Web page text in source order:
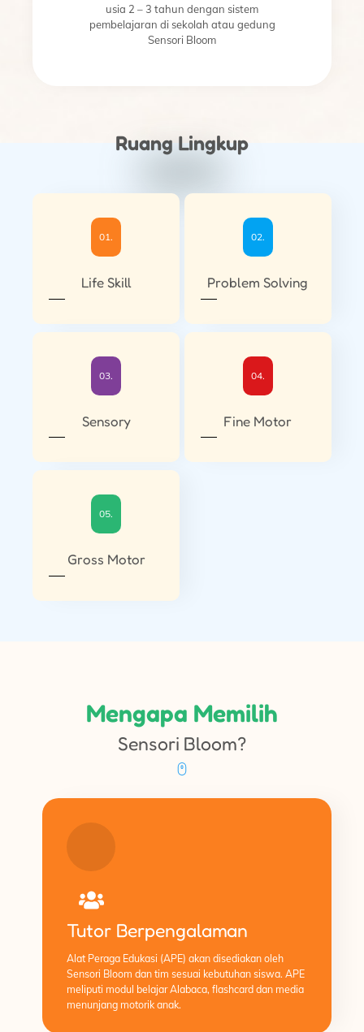
usia 2 – 3 tahun dengan sistem
pembelajaran di sekolah atau gedung
Sensori Bloom
Ruang Lingkup
01.
Life Skill
02.
Problem Solving
03.
Sensory
04.
Fine Motor
05.
Gross Motor
Mengapa Memilih
Sensori Bloom?
Tutor Berpengalaman
Alat Peraga Edukasi (APE) akan disediakan oleh
Sensori Bloom dan tim sesuai kebutuhan siswa. APE
meliputi modul belajar Alabaca, flashcard dan media
menunjang motorik anak.